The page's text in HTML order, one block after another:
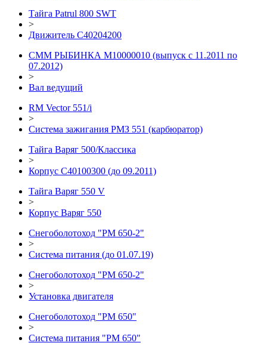
Тайга Patrul 800 SWT
>
Движитель С40204200
СММ РЫБИНКА M10000010 (выпуск с 11.2011 по
07.2012)
>
Вал ведущий
RM Vector 551/i
>
Система зажигания РМЗ 551 (карбюратор)
Тайга Варяг 500/Классика
>
Корпус С40100300 (до 09.2011)
Тайга Варяг 550 V
>
Корпус Варяг 550
Снегоболотоход "РМ 650-2"
>
Система питания (до 01.07.19)
Снегоболотоход "РМ 650-2"
>
Установка двигателя
Снегоболотоход "РМ 650"
>
Система питания "РМ 650"